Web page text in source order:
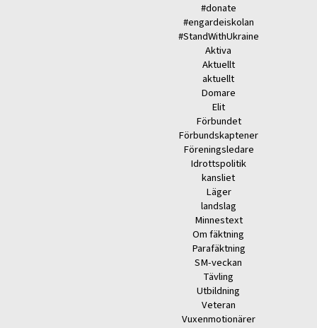
#donate
#engardeiskolan
#StandWithUkraine
Aktiva
Aktuellt
aktuellt
Domare
Elit
Förbundet
Förbundskaptener
Föreningsledare
Idrottspolitik
kansliet
Läger
landslag
Minnestext
Om fäktning
Parafäktning
SM-veckan
Tävling
Utbildning
Veteran
Vuxenmotionärer